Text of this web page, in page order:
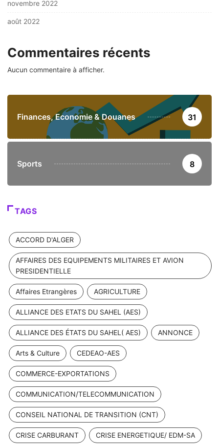
novembre 2022
août 2022
Commentaires récents
Aucun commentaire à afficher.
Finances, Economie & Douanes 31
Sports 8
TAGS
ACCORD D'ALGER
AFFAIRES DES EQUIPEMENTS MILITAIRES ET AVION
PRESIDENTIELLE
Affaires Etrangères AGRICULTURE
ALLIANCE DES ETATS DU SAHEL (AES)
ALLIANCE DES ÉTATS DU SAHEL( AES) ANNONCE
Arts & Culture CEDEAO-AES
COMMERCE-EXPORTATIONS
COMMUNICATION/TELECOMMUNICATION
CONSEIL NATIONAL DE TRANSITION (CNT)
CRISE CARBURANT CRISE ENERGETIQUE/ EDM-SA